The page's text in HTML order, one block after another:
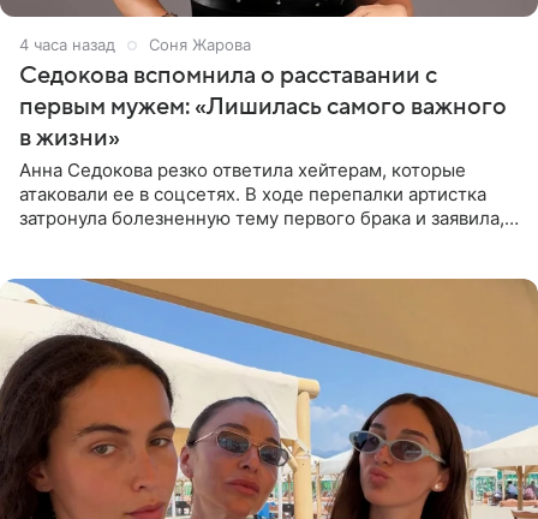
4 часа назад Соня Жарова
Седокова вспомнила о расставании с
первым мужем: «Лишилась самого важного
в жизни»
Анна Седокова резко ответила хейтерам, которые
атаковали ее в соцсетях. В ходе перепалки артистка
затронула болезненную тему первого брака и заявила,